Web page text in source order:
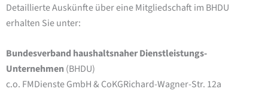
Detaillierte Auskünfte über eine Mitgliedschaft im BHDU
erhalten Sie unter:
Bundesverband haushaltsnaher Dienstleistungs-
Unternehmen(BHDU)
c.o. FMDienste GmbH & CoKGRichard-Wagner-Str. 12a